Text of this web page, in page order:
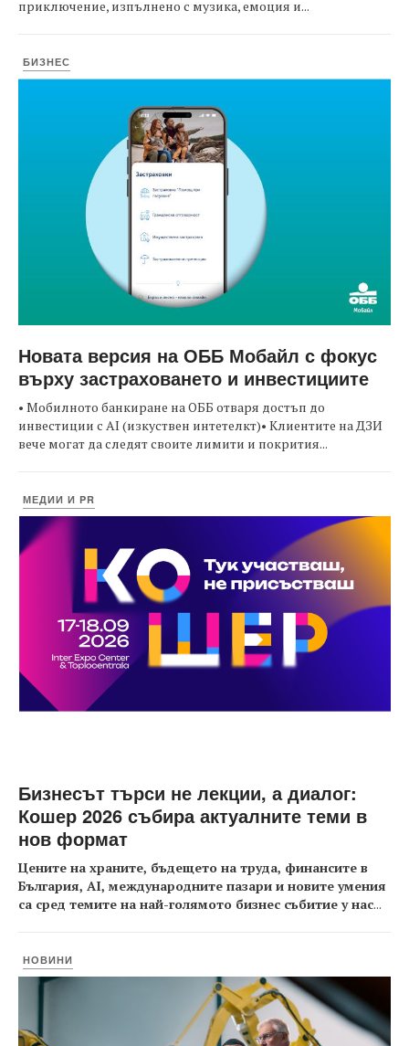
приключение, изпълнено с музика, емоция и...
БИЗНЕС
Новата версия на ОББ Мобайл с фокус
върху застраховането и инвестициите
• Мобилното банкиране на ОББ отваря достъп до
инвестиции с AI (изкуствен интетелкт)• Клиентите на ДЗИ
вече могат да следят своите лимити и покрития...
МЕДИИ И PR
Бизнесът търси не лекции, а диалог:
Кошер 2026 събира актуалните теми в
нов формат
Цените на храните, бъдещето на труда, финансите в
България, AI, международните пазари и новите умения
са сред темите на най-голямото бизнес събитие у нас...
НОВИНИ